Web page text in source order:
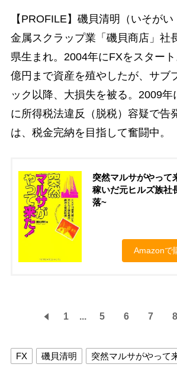
【PROFILE】磯貝清明（いそがい
金属スクラップ業「磯貝商店」社
県生まれ。2004年にFXをスター
億円まで資産を殖やしたが、サブ
ック以降、大損失を被る。2009年
に所得税法違反（脱税）容疑で告
は、税金完納を目指して奮闘中。
突然マルサがやって
稼いだ元ヒルズ族社
落~
Amazonで
1 ... 5 6 7 8
FX 磯貝清明 突然マルサがやって